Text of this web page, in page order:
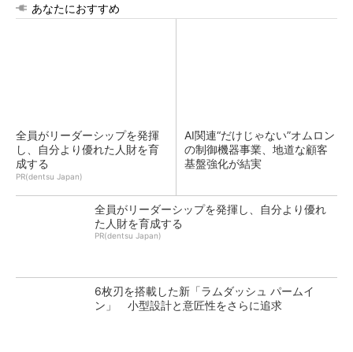
あなたにおすすめ
全員がリーダーシップを発揮
し、自分より優れた人財を育
成する
PR(dentsu Japan)
AI関連“だけじゃない”オムロン
の制御機器事業、地道な顧客
基盤強化が結実
全員がリーダーシップを発揮し、自分より優れ
た人財を育成する
PR(dentsu Japan)
6枚刃を搭載した新「ラムダッシュ パームイ
ン」 小型設計と意匠性をさらに追求